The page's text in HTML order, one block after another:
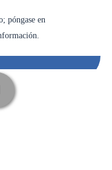
póngase en
de energía de fábrica